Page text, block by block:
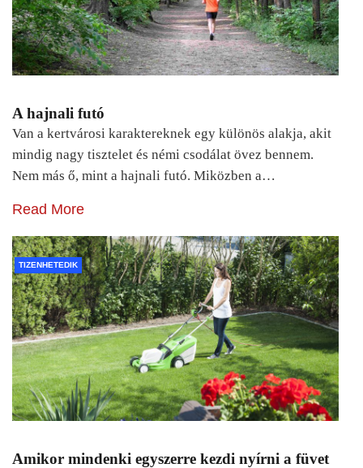
A hajnali futó
Van a kertvárosi karaktereknek egy különös alakja, akit
mindig nagy tisztelet és némi csodálat övez bennem.
Nem más ő, mint a hajnali futó. Miközben a…
Read More
TIZENHETEDIK
Amikor mindenki egyszerre kezdi nyírni a füvet